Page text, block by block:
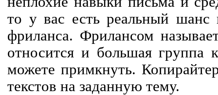
то у вас есть реальный шанс
фриланса. Фрилансом
относится и большая группа
можете примкнуть.
текстов на заданную тему.